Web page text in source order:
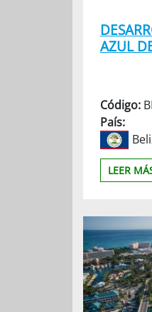
AZUL
Código:
País:
LEER